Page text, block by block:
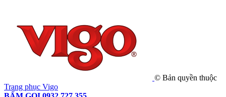
© Bản quyền thuộc
Trang phục Vigo